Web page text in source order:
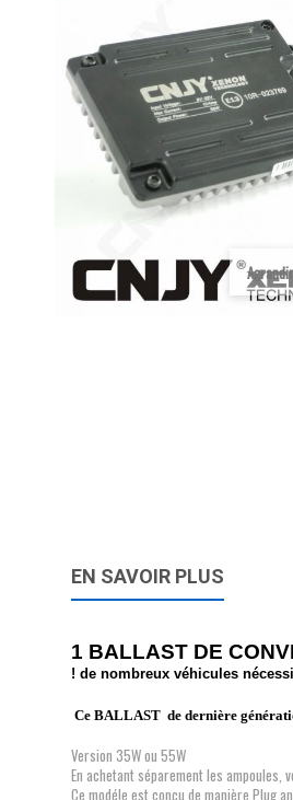
EN SAVOIR PLUS
1 BALLAST DE
! de nombreux véhicules
Ce BALLAST de dernière
Version 35W ou 55W
En achetant séparement les ampoules,
Ce modéle est conçu de manière Plug